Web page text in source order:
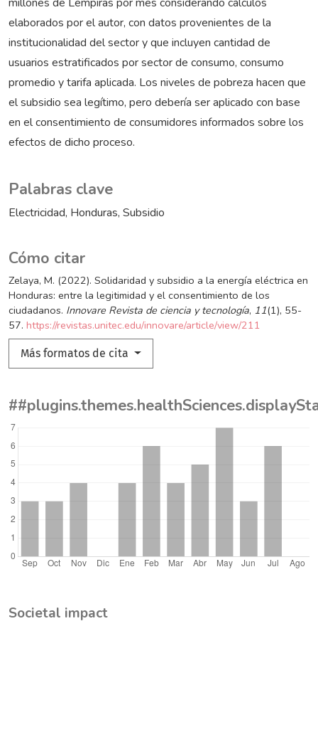
Palabras clave
Electricidad Honduras Subsidio
Cómo citar
Zelaya, M. (2022). Solidaridad y subsidio a la energía eléctrica en
Honduras: entre la legitimidad y el consentimiento de los
ciudadanos. Innovare Revista de ciencia y tecnología, 11(1), 55-
57. https://revistas.unitec.edu/innovare/article/view/211
Más formatos de cita
Societal impact
elaborados por el autor, con datos provenientes de la
institucionalidad del sector y que incluyen cantidad de
usuarios estratificados por sector de consumo, consumo
promedio y tarifa aplicada. Los niveles de pobreza hacen que
el subsidio sea legítimo, pero debería ser aplicado con base
en el consentimiento de consumidores informados sobre los
efectos de dicho proceso.